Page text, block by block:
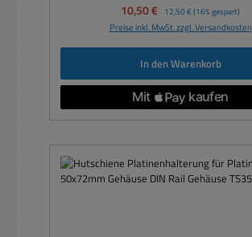
Verkaufspreis:
10,50 € Regulärer Preis:
12,50 € (16% gespart)
Preise inkl. MwSt. zzgl. Versandkosten
In den Warenkorb